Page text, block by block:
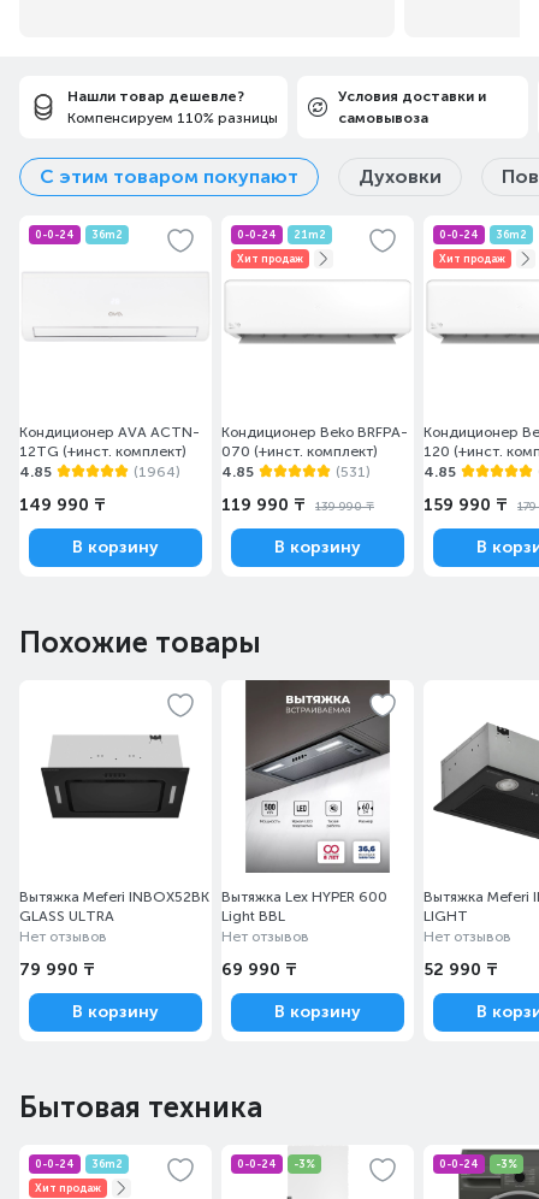
Нашли товар дешевле?
Компенсируем 110% разницы
Условия доставки и
самовывоза
С этим товаром покупают Духовки
0-0-24 36m2
Кондиционер AVA ACTN-
12TG (+инст. комплект)
4.85
(1964)
149 990 ₸
В корзину
0-0-24
21m2
Хит продаж
Кондиционер Beko BRFPA-
070 (+инст. комплект)
4.85
(531)
119 990 ₸ 139 990 ₸
В корзину
0-0-24
36m2
Хит продаж
Кондиционер
120 (+инст.
4.85
159 990 ₸
В
Похожие товары
Вытяжка Meferi INBOX52BK
GLASS ULTRA
Нет отзывов
79 990 ₸
В корзину
Вытяжка Lex HYPER 600
Light BBL
Нет отзывов
69 990 ₸
В корзину
Вытяжка Meferi
LIGHT
Нет отзывов
52 990 ₸
В
Бытовая техника
0-0-24
36m2
Хит продаж
0-0-24 -3% 0-0-24 -3%